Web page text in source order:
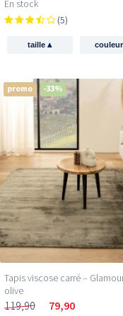
En stock
(5)
taille▴
promo -33%
Tapis viscose carré –
olive
119,90 79,90